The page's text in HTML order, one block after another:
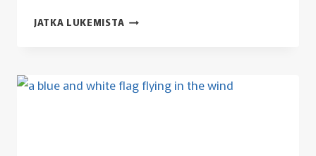
JATKA LUKEMISTA TERVEISET
1.-2.8.